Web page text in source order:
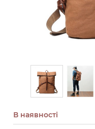
В наявності